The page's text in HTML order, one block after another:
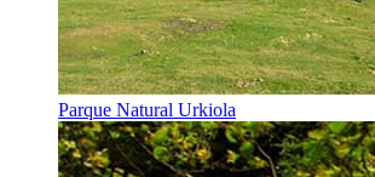
Parque Natural Urkiola